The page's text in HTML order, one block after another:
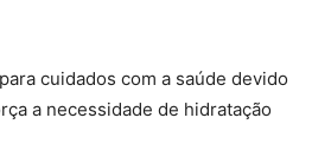
cuidados com a saúde devido
a necessidade de hidratação